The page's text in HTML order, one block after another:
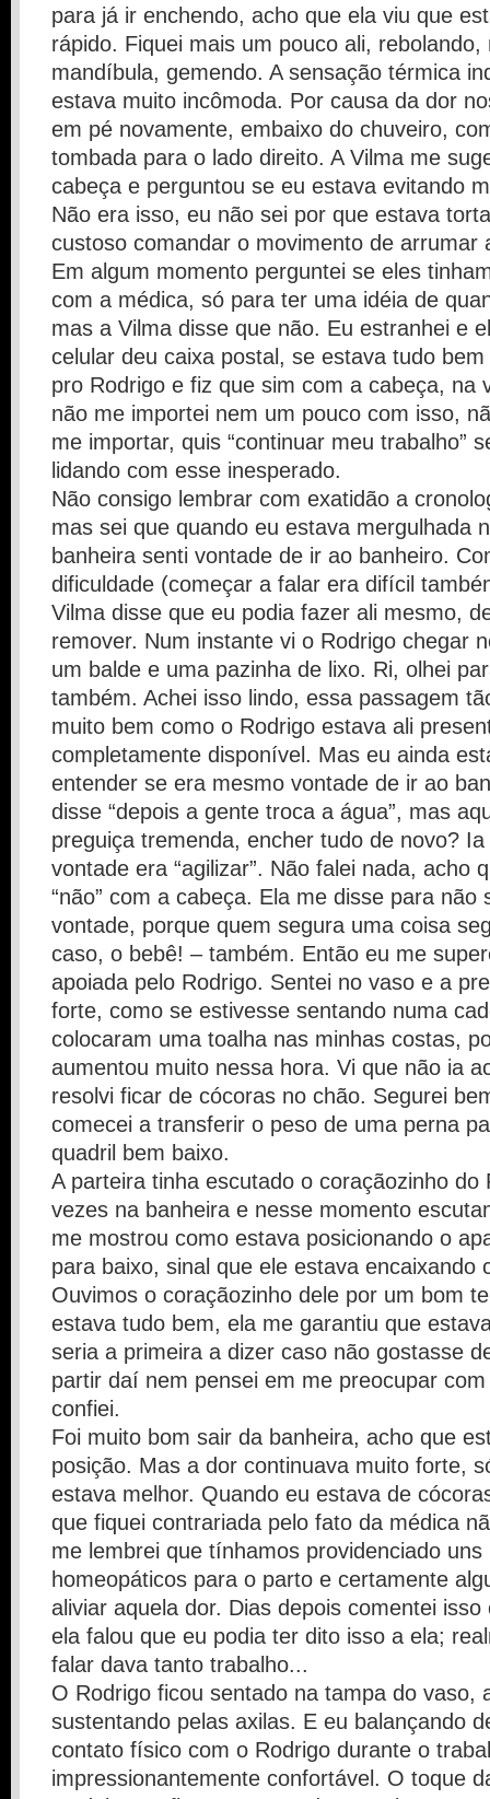
para já ir enchendo, acho que ela viu que
rápido. Fiquei mais um pouco ali,
mandíbula, gemendo. A sensação térmica
estava muito incômoda. Por causa da dor
em pé novamente, embaixo do chuveiro,
tombada para o lado direito. A Vilma me
cabeça e perguntou se eu estava evitando
Não era isso, eu não sei por que estava
custoso comandar o movimento de arrumar
Em algum momento perguntei se eles
com a médica, só para ter uma idéia de
mas a Vilma disse que não. Eu estranhei e
celular deu caixa postal, se estava tudo
pro Rodrigo e fiz que sim com a cabeça, na
não me importei nem um pouco com isso,
me importar, quis “continuar meu trabalho”
lidando com esse inesperado.
Não consigo lembrar com exatidão a
mas sei que quando eu estava mergulhada
banheira senti vontade de ir ao banheiro.
dificuldade (começar a falar era difícil
Vilma disse que eu podia fazer ali mesmo,
remover. Num instante vi o Rodrigo chegar
um balde e uma pazinha de lixo. Ri, olhei
também. Achei isso lindo, essa passagem
muito bem como o Rodrigo estava ali
completamente disponível. Mas eu ainda
entender se era mesmo vontade de ir ao
disse “depois a gente troca a água”, mas
preguiça tremenda, encher tudo de novo?
vontade era “agilizar”. Não falei nada, acho
“não” com a cabeça. Ela me disse para não
vontade, porque quem segura uma coisa
caso, o bebê! – também. Então eu me
apoiada pelo Rodrigo. Sentei no vaso e a
forte, como se estivesse sentando numa
colocaram uma toalha nas minhas costas,
aumentou muito nessa hora. Vi que não ia
resolvi ficar de cócoras no chão. Segurei
comecei a transferir o peso de uma perna
quadril bem baixo.
A parteira tinha escutado o coraçãozinho do
vezes na banheira e nesse momento
me mostrou como estava posicionando o
para baixo, sinal que ele estava encaixando
Ouvimos o coraçãozinho dele por um bom
estava tudo bem, ela me garantiu que
seria a primeira a dizer caso não gostasse
partir daí nem pensei em me preocupar
confiei.
Foi muito bom sair da banheira, acho que
posição. Mas a dor continuava muito forte,
estava melhor. Quando eu estava de
que fiquei contrariada pelo fato da médica
me lembrei que tínhamos providenciado uns
homeopáticos para o parto e certamente
aliviar aquela dor. Dias depois comentei
ela falou que eu podia ter dito isso a ela;
falar dava tanto trabalho...
O Rodrigo ficou sentado na tampa do vaso,
sustentando pelas axilas. E eu balançando
contato físico com o Rodrigo durante o
impressionantemente confortável. O toque